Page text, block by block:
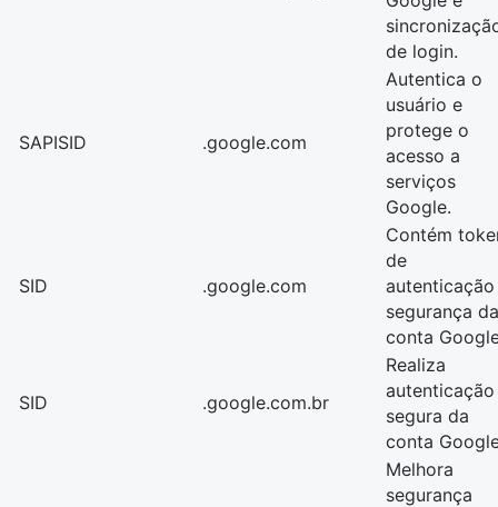
de login.
SAPISID .google.com
Autentica o
usuário e
protege o
acesso a
serviços
Google.
SID .google.com
Contém
de
autenticação
segurança da
conta
SID .google.com.br
Realiza
autenticação
segura da
conta
Melhora
segurança